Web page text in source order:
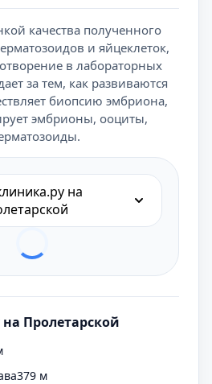
качества полученного
и яйцеклеток,
в лабораторных
за тем, как развиваются
биопсию эмбриона,
эмбрионы, ооциты,
на
Пролетарской
379 м